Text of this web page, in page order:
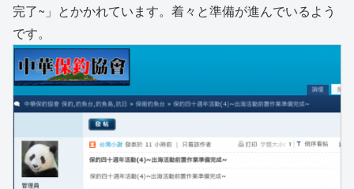
完了~」とかかれています。着々と準備が進んでいるよう
です。